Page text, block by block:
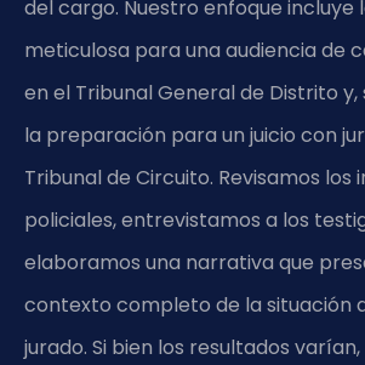
del cargo. Nuestro enfoque
meticulosa para una audiencia de
en el Tribunal General de Distrito y,
la preparación para un juicio con
Tribunal de Circuito. Revisamos los
policiales, entrevistamos a los
elaboramos una narrativa que
contexto completo de la situación
jurado. Si bien los resultados